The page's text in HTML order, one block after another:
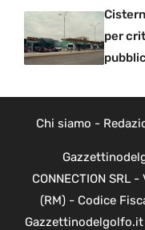
per
Chi siamo -
CONNECTION SRL
(RM) - Codice